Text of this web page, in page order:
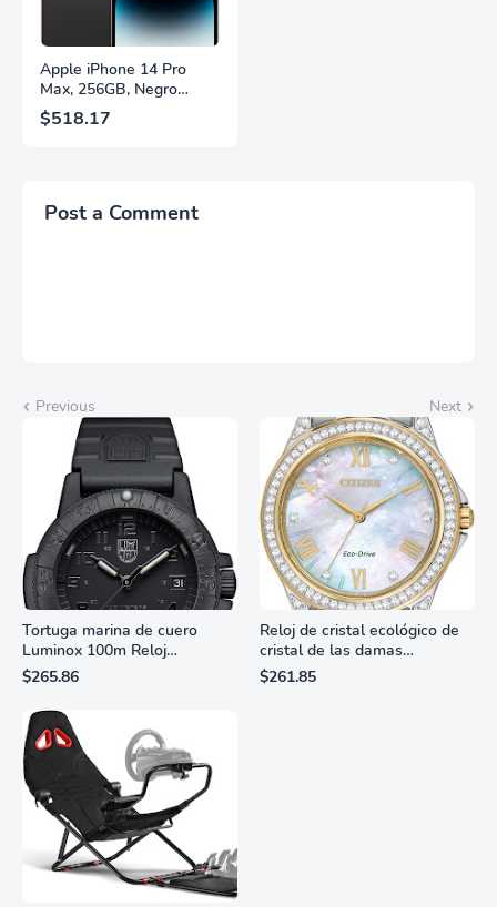
Apple iPhone 14 Pro
Max, 256GB, Negro
Espacial - Desbloqueado
(Renovado)
$518.17
Post a Comment
Previous Next
Tortuga marina de cuero
Luminox 100m Reloj
analógico de cuarzo
resistente al agua
$265.86
Reloj de cristal ecológico de
cristal de las damas
ciudadanas, 3 manos,
marcadores de números
$261.85